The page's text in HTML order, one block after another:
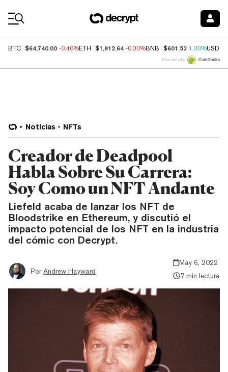
BTC $64,740.00 -0.40%ETH $1,912.64 -0.30%BNB $601.53 1.30%USDC
Price data by
Noticias NFTs
Creador de Deadpool
Habla Sobre Su Carrera:
Soy Como un NFT Andante
Liefeld acaba de lanzar los NFT de
Bloodstrike en Ethereum, y discutió el
impacto potencial de los NFT en la industria
del cómic con Decrypt.
Por Andrew Hayward
May 6, 2022
7 min lectura